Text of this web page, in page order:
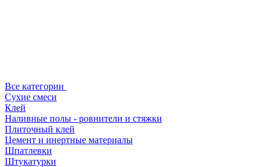
Все категории
Сухие смеси
Клей
Наливные полы - ровнители и стяжки
Плиточный клей
Цемент и инертные материалы
Шпатлевки
Штукатурки